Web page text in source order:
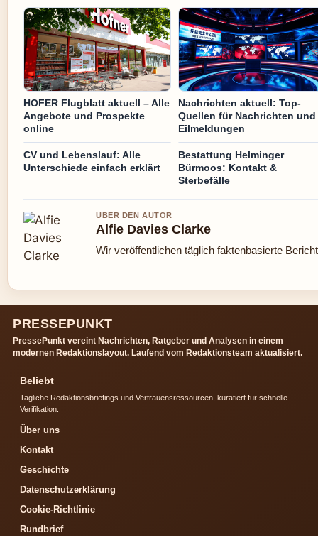
HOFER Flugblatt aktuell – Alle
Angebote und Prospekte
online
Nachrichten aktuell: Top-
Quellen für Nachrichten und
Eilmeldungen
CV und Lebenslauf: Alle
Unterschiede einfach erklärt
Bestattung Helminger
Bürmoos: Kontakt &
Sterbefälle
UBER DEN AUTOR
Alfie Davies Clarke
Wir veröffentlichen täglich faktenbasierte
PRESSEPUNKT
PressePunkt vereint Nachrichten, Ratgeber und Analysen in einem
modernen Redaktionslayout. Laufend vom Redaktionsteam aktualisiert.
Beliebt
Tagliche Redaktionsbriefings und Vertrauensressourcen, kuratiert fur schnelle
Verifikation.
Über uns
Kontakt
Geschichte
Datenschutzerklärung
Cookie-Richtlinie
Rundbrief